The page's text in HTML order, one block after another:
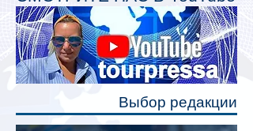
Одним из главных нововведений
станут индивидуальные шторки у
каждого спального места. Они
позволят пассажирам закрыть свою
полку во время сна или отдыха,
Выбор редакции